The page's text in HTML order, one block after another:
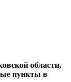
области,
пункты в